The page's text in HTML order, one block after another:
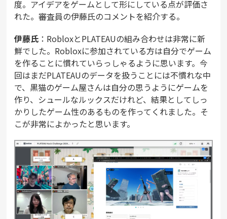
度。アイデアをゲームとして形にしている点が評価さ
れた。審査員の伊藤氏のコメントを紹介する。
伊藤氏 ：RobloxとPLATEAUの組み合わせは非常に新
鮮でした。Robloxに参加されている方は自分でゲーム
を作ることに慣れていらっしゃるように思います。今
回はまだPLATEAUのデータを扱うことには不慣れな中
で、黒猫のゲーム屋さんは自分の思うようにゲームを
作り、シュールなルックスだけれど、結果としてしっ
かりしたゲーム性のあるものを作ってくれました。そ
こが非常によかったと思います。